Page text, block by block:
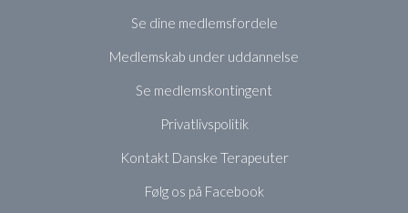
Se dine medlemsfordele
Medlemskab under uddannelse
Se medlemskontingent
Privatlivspolitik
Kontakt Danske Terapeuter
Følg os på Facebook